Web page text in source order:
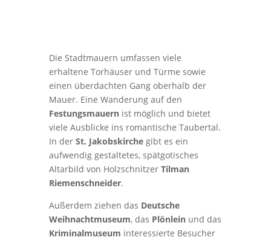
Die Stadtmauern umfassen viele
erhaltene Torhäuser und Türme sowie
einen überdachten Gang oberhalb der
Mauer. Eine Wanderung auf den
Festungsmauernist möglich und bietet
viele Ausblicke ins romantische Taubertal.
In der St. Jakobskirchegibt es ein
aufwendig gestaltetes, spätgotisches
Altarbild von Holzschnitzer Tilman
Riemenschneider.
Außerdem ziehen das Deutsche
Weihnachtmuseum, das Plönleinund das
Kriminalmuseum interessierte Besucher